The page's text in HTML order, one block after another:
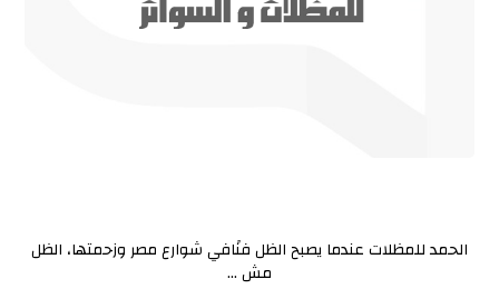
الحمد للمظلات عندما يصبح الظل فنًافي شوارع مصر وزحمتها، الظل
مش ...